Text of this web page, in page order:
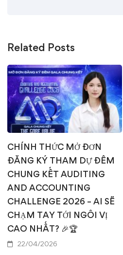
Related Posts
CHÍNH THỨC MỞ ĐƠN
ĐĂNG KÝ THAM DỰ ĐÊM
CHUNG KẾT AUDITING
AND ACCOUNTING
CHALLENGE 2026 – AI SẼ
CHẠM TAY TỚI NGÔI VỊ
CAO NHẤT? 🎉🏆
22/04/2026